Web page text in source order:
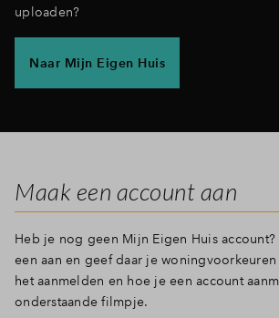
uploaden?
Naar Mijn Eigen Huis
Maak een account aan
Heb je nog geen Mijn Eigen Huis account?
een aan en geef daar je
het aanmelden en hoe je een account
onderstaande filmpje.